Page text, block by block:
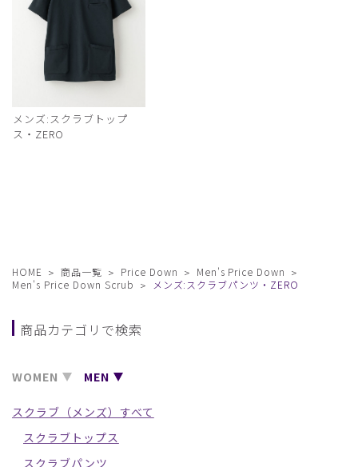
メンズ:スクラブトップ
ス・ZERO
HOME 商品一覧 Price Down
Men's Price Down
Men's Price Down Scrub
メンズ:スクラブパンツ・ZERO
商品カテゴリで検索
WOMEN MEN
スクラブ（メンズ）すべて
スクラブトップス
スクラブパンツ